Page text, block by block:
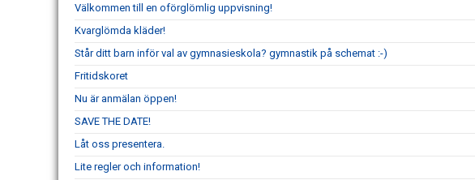
Välkommen till en oförglömlig uppvisning!
Kvarglömda kläder!
Står ditt barn inför val av gymnasieskola? gymnastik på schemat :-)
Fritidskoret
Nu är anmälan öppen!
SAVE THE DATE!
Låt oss presentera.
Lite regler och information!